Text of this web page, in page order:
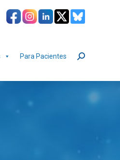
Para Pacientes Buscar: